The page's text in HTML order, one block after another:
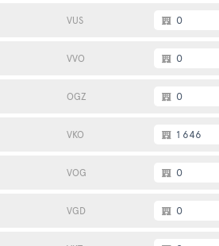
VUS 0
VVO 0
OGZ 0
VKO 1 646
VOG 0
VGD 0